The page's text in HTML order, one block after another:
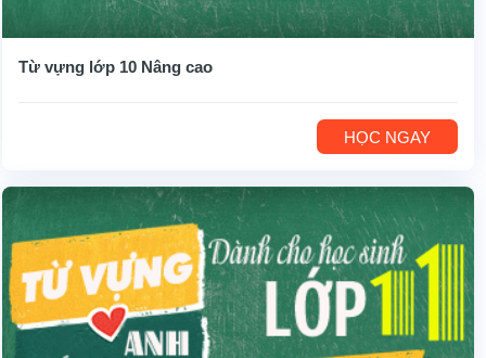
Từ vựng lớp 10 Nâng cao
HỌC NGAY